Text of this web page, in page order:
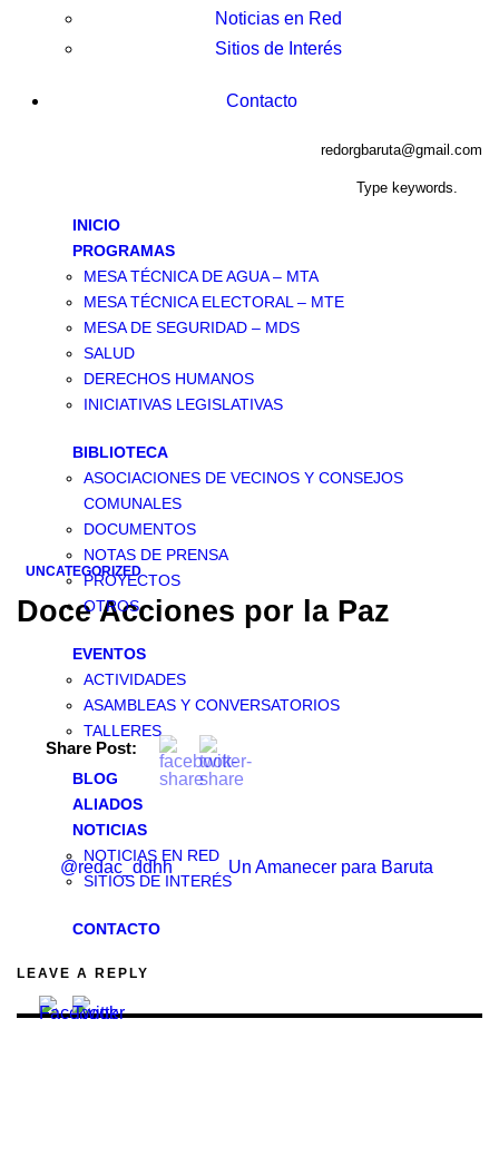
Noticias en Red
Sitios de Interés
Contacto
redorgbaruta@gmail.com
INICIO
PROGRAMAS
MESA TÉCNICA DE AGUA – MTA
MESA TÉCNICA ELECTORAL – MTE
MESA DE SEGURIDAD – MDS
SALUD
DERECHOS HUMANOS
INICIATIVAS LEGISLATIVAS
BIBLIOTECA
ASOCIACIONES DE VECINOS Y CONSEJOS
COMUNALES
DOCUMENTOS
NOTAS DE PRENSA
PROYECTOS
OTROS
EVENTOS
ACTIVIDADES
ASAMBLEAS Y CONVERSATORIOS
TALLERES
BLOG
ALIADOS
NOTICIAS
NOTICIAS EN RED
SITIOS DE INTERÉS
CONTACTO
UNCATEGORIZED
Doce Acciones por la Paz
Share Post:
@redac_ddhh Un Amanecer para Baruta
LEAVE A REPLY